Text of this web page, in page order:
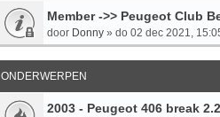
Member ->> Peugeot Club
door Donny » do 02 dec 2021,
ONDERWERPEN
2003 - Peugeot 406 break